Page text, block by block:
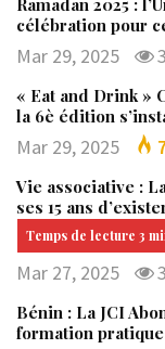
célébration pour
Mar 29, 2025
« Eat and Drink »
la 6è édition
Mar 29, 2025
Vie associative :
ses 15 ans
Mar 27, 2025
Bénin : La JCI
formation